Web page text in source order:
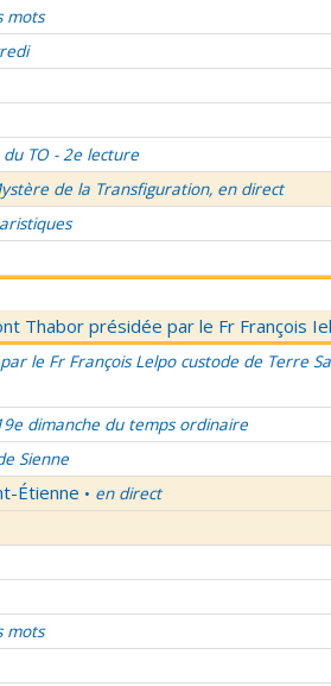
mots
TO - 2e lecture
de la Transfiguration, en direct
Thabor présidée par le Fr François
le Fr François Lelpo custode de Terre
dimanche du temps ordinaire
Sienne
Étienne • en direct
mots